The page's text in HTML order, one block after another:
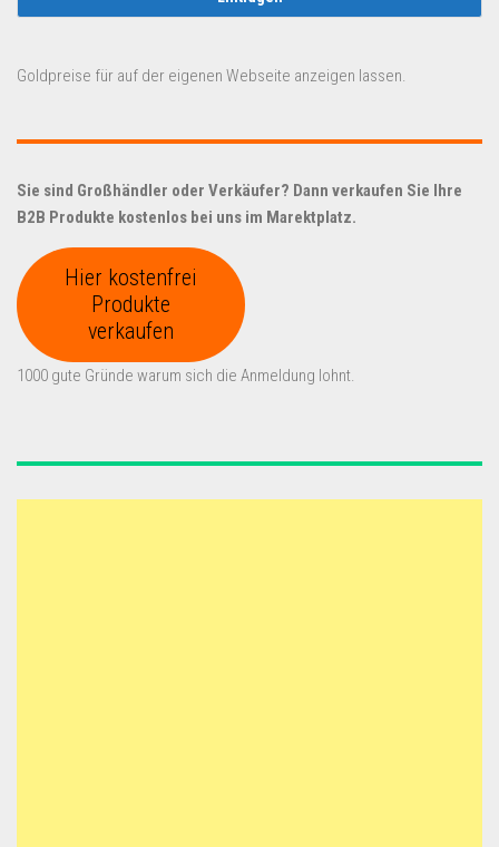
Goldpreise für auf der eigenen Webseite anzeigen lassen.
Sie sind Großhändler oder Verkäufer? Dann verkaufen Sie Ihre
B2B Produkte kostenlos bei uns im Marektplatz.
Hier kostenfrei
Produkte
verkaufen
1000 gute Gründe warum sich die Anmeldung lohnt.